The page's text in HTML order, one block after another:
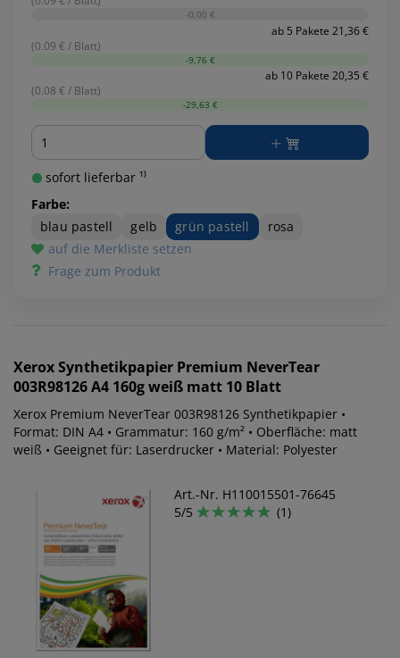
-0,00 €
ab 5 Pakete 21,36 €
(0.09 € / Blatt)
-9,76 €
ab 10 Pakete 20,35 €
(0.08 € / Blatt)
-29,63 €
Menge
sofort lieferbar ¹⁾
Farbe:
blau pastell
gelb grün pastell
rosa
auf die Merkliste setzen
Frage zum Produkt
XeroxSynthetikpapier Premium NeverTear
003R98126 A4 160g weiß matt 10 Blatt
Xerox Premium NeverTear 003R98126 Synthetikpapier •
Format: DIN A4 • Grammatur: 160 g/m² • Oberfläche: matt
weiß • Geeignet für: Laserdrucker • Material: Polyester
Art.-Nr. H110015501-76645
5/5
(1)